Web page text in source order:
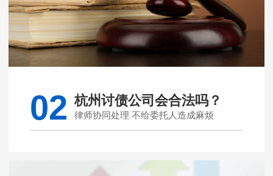
02 杭州讨债公司会合法吗？
律师协同处理 不给委托人造成麻烦